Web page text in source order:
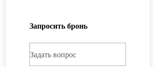
Запросить бронь
Задать вопрос